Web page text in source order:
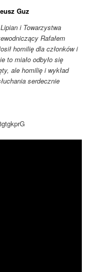
Guz
i Towarzystwa
Rafałem
homilię dla członków i
to miało odbyło się
ale homilię i wykład
serdecznie